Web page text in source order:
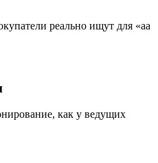
реально ищут для «aa
как у ведущих